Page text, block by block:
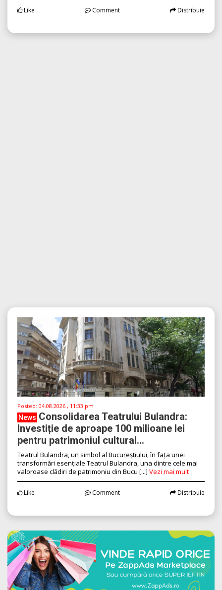
Like Comment Distribuie
Posted: 04.08.2026 , 11:33 pm
News Consolidarea Teatrului Bulandra:
Investiție de aproape 100 milioane lei
pentru patrimoniul cultural...
Teatrul Bulandra, un simbol al Bucureștiului, în fața unei
transformări esențiale Teatrul Bulandra, una dintre cele mai
valoroase clădiri de patrimoniu din Bucu [...] Vezi mai mult
Like Comment Distribuie